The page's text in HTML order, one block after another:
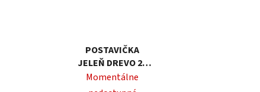
POSTAVIČKA
JELEŇ DREVO 26
CM
Momentálne